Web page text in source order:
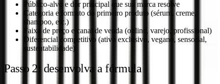
Público-alvo e dor principal que sua marca resolve
Categoria e formato do primeiro produto (sérum, creme,
shampoo, etc.)
Faixa de preço e canal de venda (online, varejo, profissional)
Diferencial competitivo (ativo exclusivo, vegano, sensorial,
sustentabilidade)
Passo 2: desenvolva a fórmula